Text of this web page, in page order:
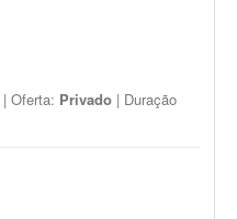
| Oferta: Privado | Duração